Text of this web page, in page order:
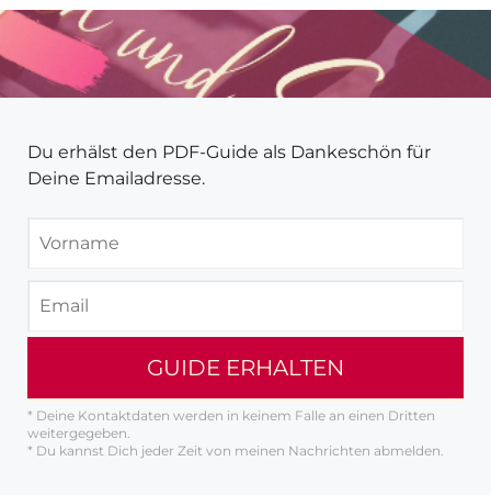
Du erhälst den PDF-Guide als Dankeschön für
Deine Emailadresse.
GUIDE ERHALTEN
* Deine Kontaktdaten werden in keinem Falle an einen Dritten
weitergegeben.
* Du kannst Dich jeder Zeit von meinen Nachrichten abmelden.